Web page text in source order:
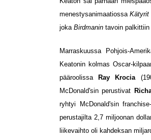
menestysanimaatiossaKätyrit
joka Birdmanin tavoin palkittiin
Marraskuussa Pohjois-
Keatonin kolmas Oscar-
pääroolissaRay Krocia
McDonald'sin perustivat
ryhtyi McDonald'sin
perustajilta 2,7 miljoonan
liikevaihto oli kahdeksan